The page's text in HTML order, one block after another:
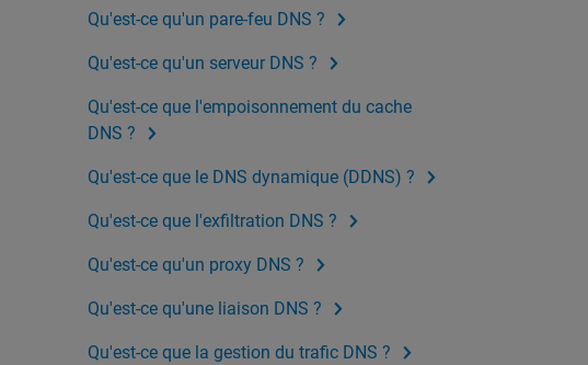
Qu'est-ce qu'un pare-feu DNS ?
Qu'est-ce qu'un serveur DNS ?
Qu'est-ce que l'empoisonnement du cache
DNS ?
Qu'est-ce que le DNS dynamique (DDNS) ?
Qu'est-ce que l'exfiltration DNS ?
Qu'est-ce qu'un proxy DNS ?
Qu'est-ce qu'une liaison DNS ?
Qu'est-ce que la gestion du trafic DNS ?